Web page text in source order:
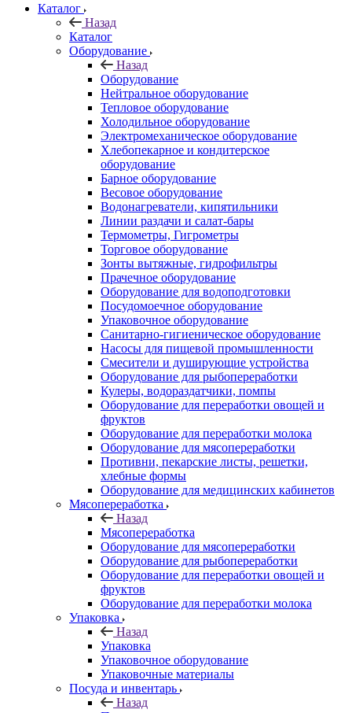
Каталог
Назад
Каталог
Оборудование
Назад
Оборудование
Нейтральное оборудование
Тепловое оборудование
Холодильное оборудование
Электромеханическое оборудование
Хлебопекарное и кондитерское
оборудование
Барное оборудование
Весовое оборудование
Водонагреватели, кипятильники
Линии раздачи и салат-бары
Термометры, Гигрометры
Торговое оборудование
Зонты вытяжные, гидрофильтры
Прачечное оборудование
Оборудование для водоподготовки
Посудомоечное оборудование
Упаковочное оборудование
Санитарно-гигиеническое оборудование
Насосы для пищевой промышленности
Смесители и душирующие устройства
Оборудование для рыбопереработки
Кулеры, водораздатчики, помпы
Оборудование для переработки овощей и
фруктов
Оборудование для переработки молока
Оборудование для мясопереработки
Противни, пекарские листы, решетки,
хлебные формы
Оборудование для медицинских кабинетов
Мясопереработка
Назад
Мясопереработка
Оборудование для мясопереработки
Оборудование для рыбопереработки
Оборудование для переработки овощей и
фруктов
Оборудование для переработки молока
Упаковка
Назад
Упаковка
Упаковочное оборудование
Упаковочные материалы
Посуда и инвентарь
Назад